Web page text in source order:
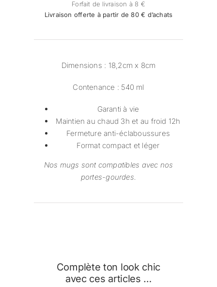
540ML
Forfait de livraison à 8 €
Livraison offerte à partir de 80 € d’achats
Dimensions : 18,2cm x 8cm
Contenance : 540 ml
Garanti à vie
Maintien au chaud 3h et au froid 12h
Fermeture anti-éclaboussures
Format compact et léger
Nos mugs sont compatibles avec nos
portes-gourdes.
Complète ton look chic
avec ces articles …